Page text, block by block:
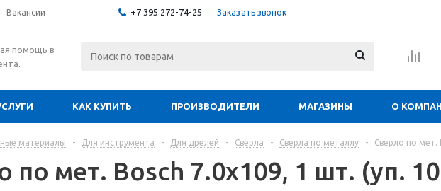
Вакансии +7 395 272-74-25 Заказать звонок
помощь в
КАК КУПИТЬ ПРОИЗВОДИТЕЛИ МАГАЗИНЫ О
материалы - Для инструмента - Для дрелей - Сверла - Сверла по металлу - Сверло по мет.
по мет. Bosch 7.0х109, 1 шт. (уп.